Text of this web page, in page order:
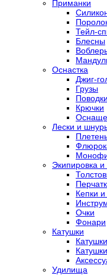
Приманки
Тейл-
Блесны
Оснастка
Джиг-
Грузы
Поводки
Крючки
Лески и
Экипировка
Кепки
Очки
Фонари
Катушки
Удилища